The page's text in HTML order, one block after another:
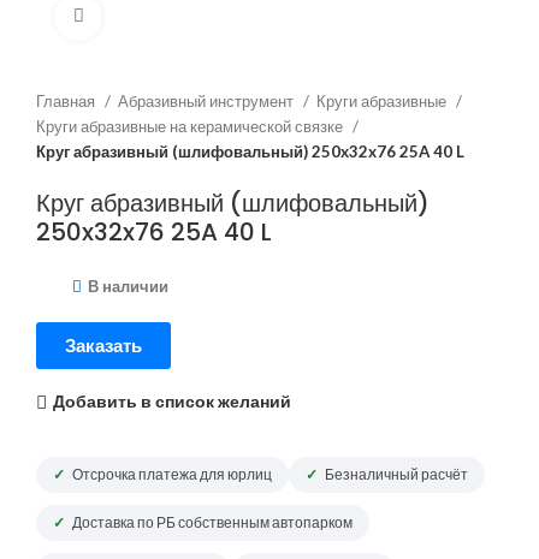
Главная Абразивный инструмент
Круги абразивные
Круги абразивные на керамической связке
Круг абразивный (шлифовальный) 250x32x76 25A 40 L
Круг абразивный (шлифовальный)
250x32x76 25A 40 L
В наличии
Заказать
Добавить в список желаний
Отсрочка платежа для юрлиц Безналичный расчёт
Доставка по РБ собственным автопарком